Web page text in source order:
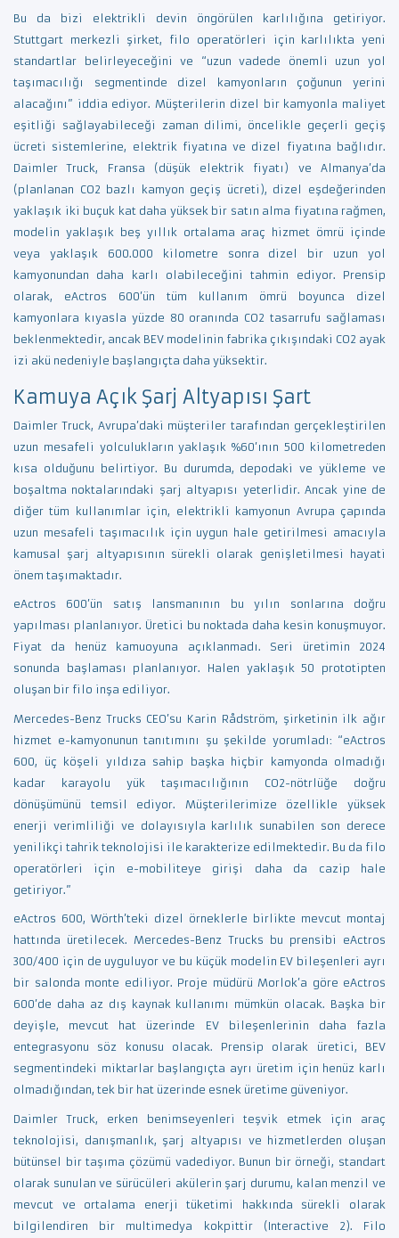
Bu da bizi elektrikli devin öngörülen karlılığına getiriyor.
Stuttgart merkezli şirket, filo operatörleri için karlılıkta yeni
standartlar belirleyeceğini ve “uzun vadede önemli uzun yol
taşımacılığı segmentinde dizel kamyonların çoğunun yerini
alacağını” iddia ediyor. Müşterilerin dizel bir kamyonla maliyet
eşitliği sağlayabileceği zaman dilimi, öncelikle geçerli geçiş
ücreti sistemlerine, elektrik fiyatına ve dizel fiyatına bağlıdır.
Daimler Truck, Fransa (düşük elektrik fiyatı) ve Almanya’da
(planlanan CO2 bazlı kamyon geçiş ücreti), dizel eşdeğerinden
yaklaşık iki buçuk kat daha yüksek bir satın alma fiyatına rağmen,
modelin yaklaşık beş yıllık ortalama araç hizmet ömrü içinde
veya yaklaşık 600.000 kilometre sonra dizel bir uzun yol
kamyonundan daha karlı olabileceğini tahmin ediyor. Prensip
olarak, eActros 600’ün tüm kullanım ömrü boyunca dizel
kamyonlara kıyasla yüzde 80 oranında CO2 tasarrufu sağlaması
beklenmektedir, ancak BEV modelinin fabrika çıkışındaki CO2 ayak
izi akü nedeniyle başlangıçta daha yüksektir.
Kamuya Açık Şarj Altyapısı Şart
Daimler Truck, Avrupa’daki müşteriler tarafından gerçekleştirilen
uzun mesafeli yolculukların yaklaşık %60’ının 500 kilometreden
kısa olduğunu belirtiyor. Bu durumda, depodaki ve yükleme ve
boşaltma noktalarındaki şarj altyapısı yeterlidir. Ancak yine de
diğer tüm kullanımlar için, elektrikli kamyonun Avrupa çapında
uzun mesafeli taşımacılık için uygun hale getirilmesi amacıyla
kamusal şarj altyapısının sürekli olarak genişletilmesi hayati
önem taşımaktadır.
eActros 600’ün satış lansmanının bu yılın sonlarına doğru
yapılması planlanıyor. Üretici bu noktada daha kesin konuşmuyor.
Fiyat da henüz kamuoyuna açıklanmadı. Seri üretimin 2024
sonunda başlaması planlanıyor. Halen yaklaşık 50 prototipten
oluşan bir filo inşa ediliyor.
Mercedes-Benz Trucks CEO’su Karin Rådström, şirketinin ilk ağır
hizmet e-kamyonunun tanıtımını şu şekilde yorumladı: “eActros
600, üç köşeli yıldıza sahip başka hiçbir kamyonda olmadığı
kadar karayolu yük taşımacılığının CO2-nötrlüğe doğru
dönüşümünü temsil ediyor. Müşterilerimize özellikle yüksek
enerji verimliliği ve dolayısıyla karlılık sunabilen son derece
yenilikçi tahrik teknolojisi ile karakterize edilmektedir. Bu da filo
operatörleri için e-mobiliteye girişi daha da cazip hale
getiriyor.”
eActros 600, Wörth’teki dizel örneklerle birlikte mevcut montaj
hattında üretilecek. Mercedes-Benz Trucks bu prensibi eActros
300/400 için de uyguluyor ve bu küçük modelin EV bileşenleri ayrı
bir salonda monte ediliyor. Proje müdürü Morlok’a göre eActros
600’de daha az dış kaynak kullanımı mümkün olacak. Başka bir
deyişle, mevcut hat üzerinde EV bileşenlerinin daha fazla
entegrasyonu söz konusu olacak. Prensip olarak üretici, BEV
segmentindeki miktarlar başlangıçta ayrı üretim için henüz karlı
olmadığından, tek bir hat üzerinde esnek üretime güveniyor.
Daimler Truck, erken benimseyenleri teşvik etmek için araç
teknolojisi, danışmanlık, şarj altyapısı ve hizmetlerden oluşan
bütünsel bir taşıma çözümü vadediyor. Bunun bir örneği, standart
olarak sunulan ve sürücüleri akülerin şarj durumu, kalan menzil ve
mevcut ve ortalama enerji tüketimi hakkında sürekli olarak
bilgilendiren bir multimedya kokpittir (Interactive 2). Filo